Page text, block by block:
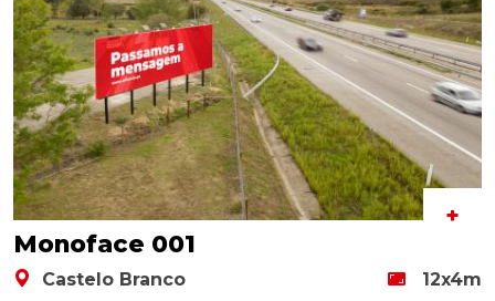
+
Monoface 001
Castelo Branco 12x4m